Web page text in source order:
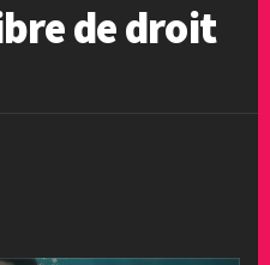
de droit